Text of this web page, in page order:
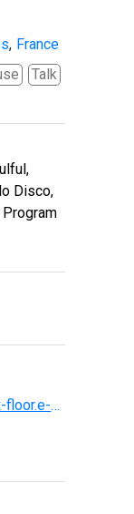
, France
Talk
Disco,
Program
http://web-radio-radio-new-york-floor.e-monsite.com/